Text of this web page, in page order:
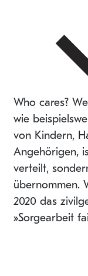
Who cares?
wie
von Kindern,
Angehörigen,
verteilt,
übernommen.
2020 das
»Sorgearbeit